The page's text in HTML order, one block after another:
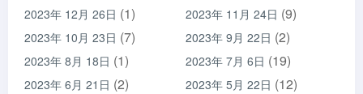
2023年 12月 26日 (1) 2023年 11月 24日 (9)
2023年 10月 23日 (7) 2023年 9月 22日 (2)
2023年 8月 18日 (1) 2023年 7月 6日 (19)
2023年 6月 21日 (2) 2023年 5月 22日 (12)